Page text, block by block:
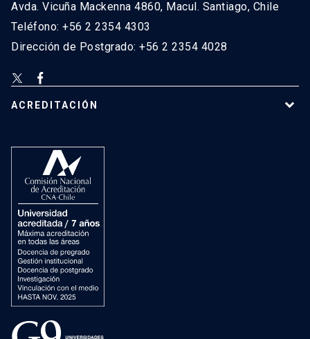
Avda. Vicuña Mackenna 4860, Macul. Santiago, Chile
Teléfono: +56 2 2354 4303
Dirección de Postgrado: +56 2 2354 4028
ACREDITACIÓN